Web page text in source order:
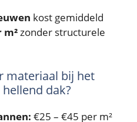
kost gemiddeld
m² zonder structurele
materiaal bij het
dak?
€25 – €45 per m²